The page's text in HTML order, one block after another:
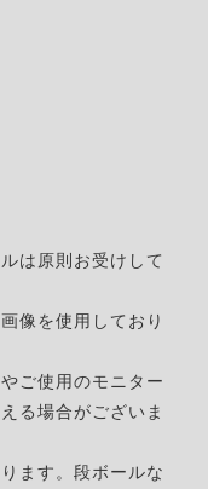
は原則お受けして
像を使用しており
ご使用のモニター
る場合がございま
ます。段ボールな